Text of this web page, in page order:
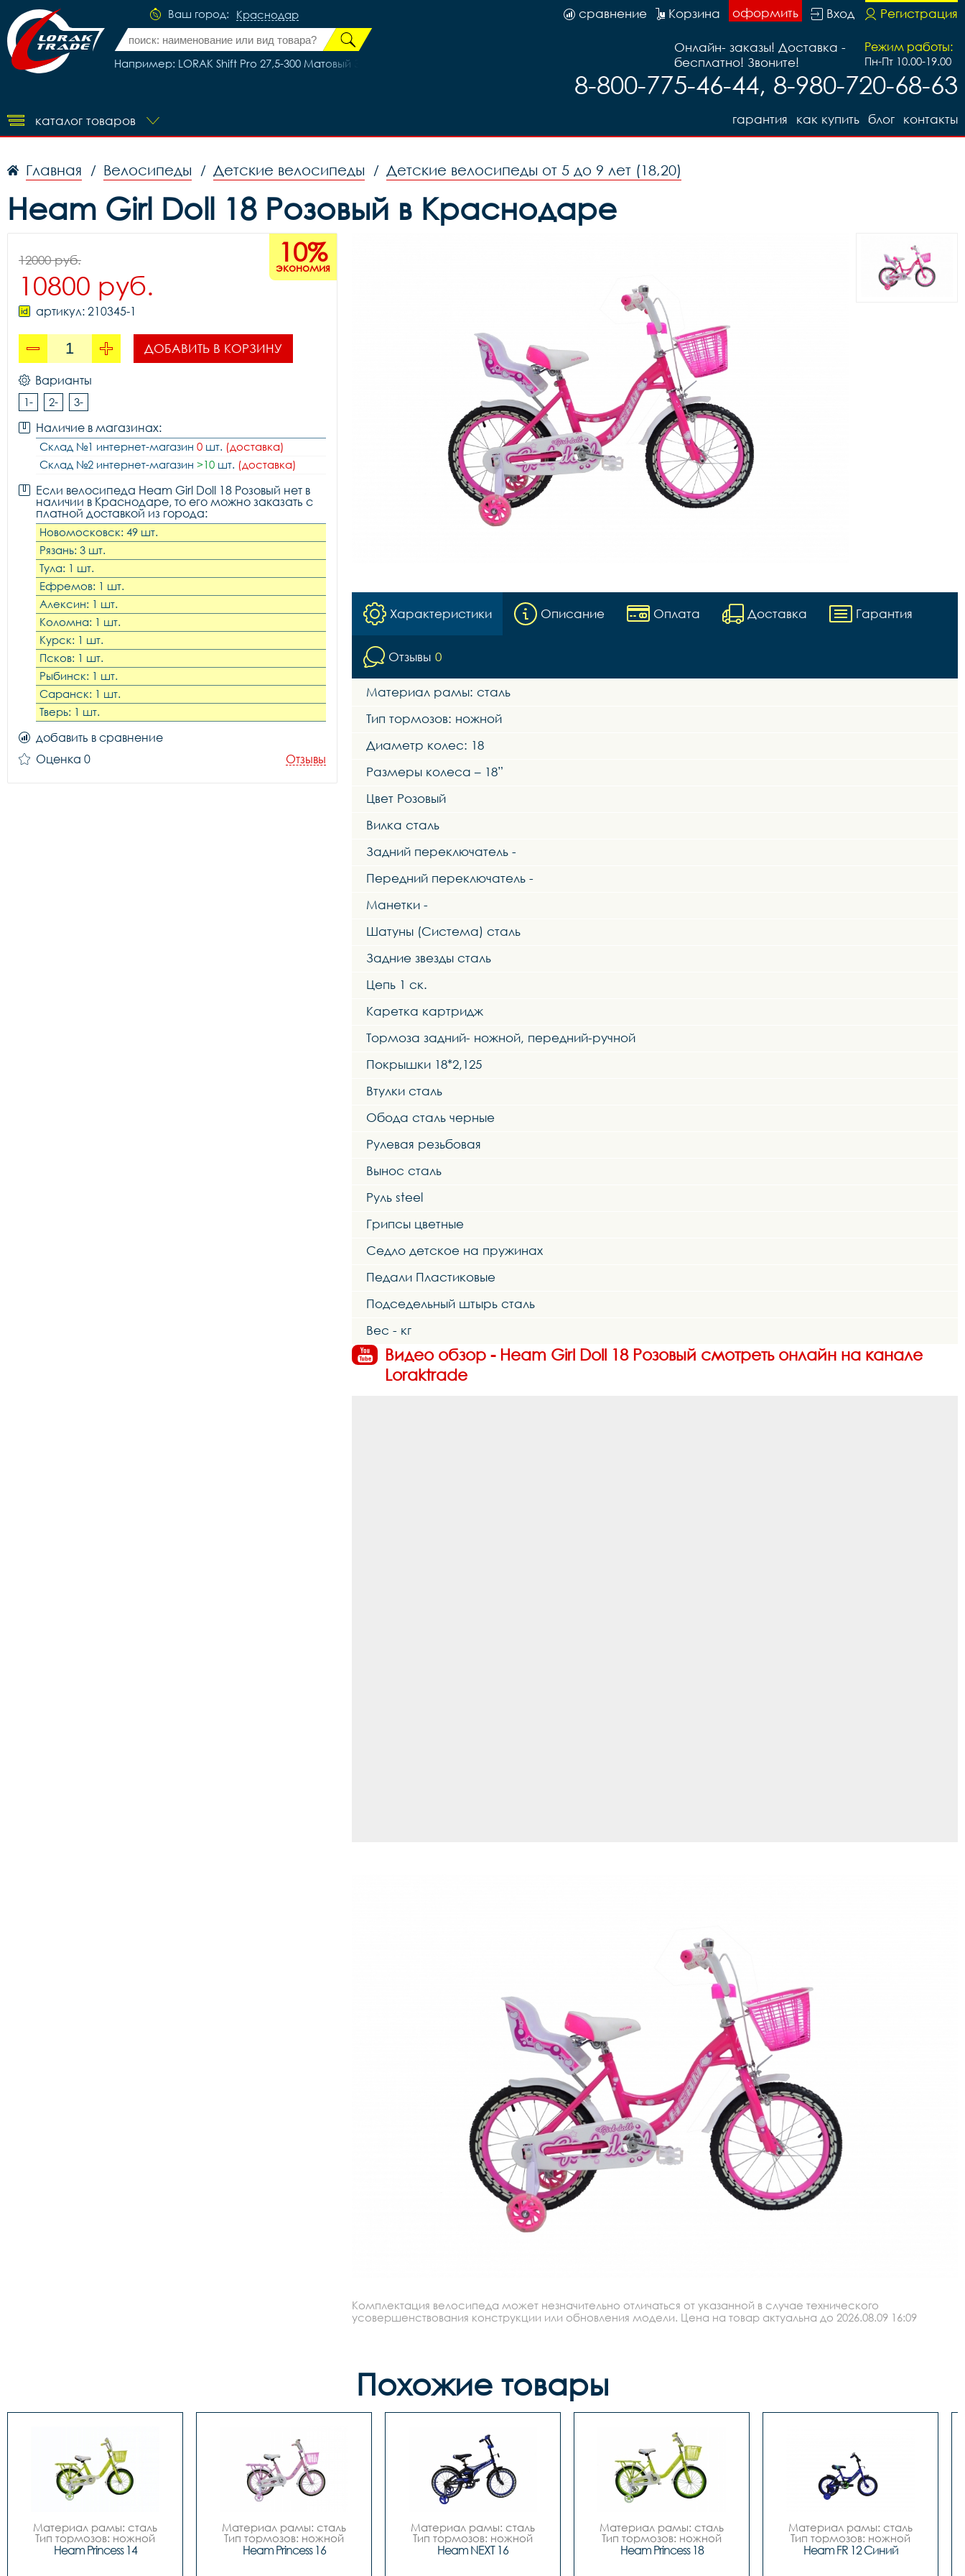
Ваш город: Краснодар
Например: LORAK Shift Pro 27,5-300 Матовый Зелёный рама 18 (на рост 165-179)
Регистрация
Вход
оформить
Корзина
сравнение
Режим работы:
Пн-Пт 10.00-19.00
Онлайн- заказы! Доставка -
бесплатно! Звоните!
8-800-775-46-44, 8-980-720-68-63
каталог товаров контакты
блог
как купить
гарантия
Главная / Велосипеды / Детские велосипеды / Детские велосипеды от 5 до 9 лет (18,20)
Heam Girl Doll 18 Розовый в Краснодаре
10%
экономия
12000 руб.
10800 руб.
артикул: 210345-1
ДОБАВИТЬ В КОРЗИНУ
Варианты
1- 2- 3-
Наличие в магазинах:
Склад №1 интернет-магазин 0 шт. (доставка)
Склад №2 интернет-магазин >10 шт. (доставка)
Если велосипеда Heam Girl Doll 18 Розовый нет в
наличии в Краснодаре, то его можно заказать с
платной доставкой из города:
Новомосковск: 49 шт.
Рязань: 3 шт.
Тула: 1 шт.
Ефремов: 1 шт.
Алексин: 1 шт.
Коломна: 1 шт.
Курск: 1 шт.
Псков: 1 шт.
Рыбинск: 1 шт.
Саранск: 1 шт.
Тверь: 1 шт.
добавить в сравнение
Оценка 0
Отзывы
Характеристики Описание Оплата Доставка Гарантия
Отзывы 0
Материал рамы: сталь
Тип тормозов: ножной
Диаметр колес: 18
Размеры колеса – 18”
Цвет Розовый
Вилка сталь
Задний переключатель -
Передний переключатель -
Манетки -
Шатуны (Система) сталь
Задние звезды сталь
Цепь 1 ск.
Каретка картридж
Тормоза задний- ножной, передний-ручной
Покрышки 18*2,125
Втулки сталь
Обода сталь черные
Рулевая резьбовая
Вынос сталь
Руль steel
Грипсы цветные
Седло детское на пружинах
Педали Пластиковые
Подседельный штырь сталь
Вес - кг
Видео обзор - Heam Girl Doll 18 Розовый смотреть онлайн на канале
Loraktrade
Комплектация велосипеда может незначительно отличаться от указанной в случае технического
усовершенствования конструкции или обновления модели. Цена на товар актуальна до 2026.08.09 16:09
Похожие товары
Материал рамы: сталь
Тип тормозов: ножной
Диаметр колес: 14
Heam Princess 14
Материал рамы: сталь
Тип тормозов: ножной
Диаметр колес: 16
Heam Princess 16
Материал рамы: сталь
Тип тормозов: ножной
Диаметр колес: 16
Heam NEXT 16
Материал рамы: сталь
Тип тормозов: ножной
Диаметр колес: 18
Heam Princess 18
Материал рамы: сталь
Тип тормозов: ножной
Диаметр колес: 12
Heam FR 12 Синий